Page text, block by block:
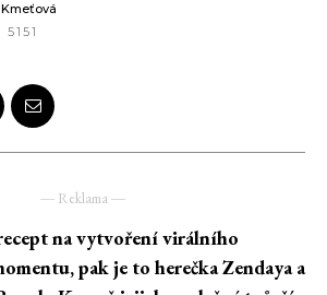
5151
― Reklama ―
na vytvoření virálního
pak je to herečka Zendaya a